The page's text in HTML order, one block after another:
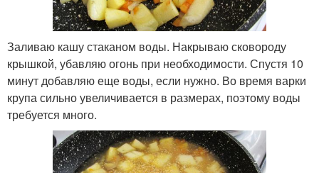
Заливаю кашу стаканом воды. Накрываю сковороду
крышкой, убавляю огонь при необходимости. Спустя 10
минут добавляю еще воды, если нужно. Во время варки
крупа сильно увеличивается в размерах, поэтому воды
требуется много.